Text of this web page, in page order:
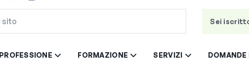
Sei
PROFESSIONE FORMAZIONE SERVIZI DOMANDE